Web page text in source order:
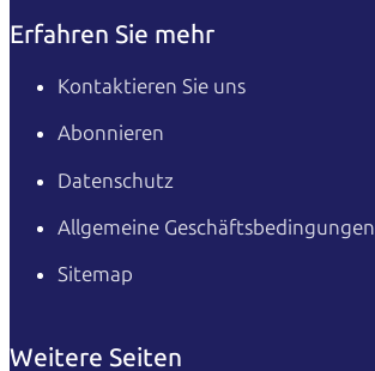
Erfahren Sie mehr
Kontaktieren Sie uns
Abonnieren
Datenschutz
Allgemeine Geschäftsbedingungen
Sitemap
Weitere Seiten